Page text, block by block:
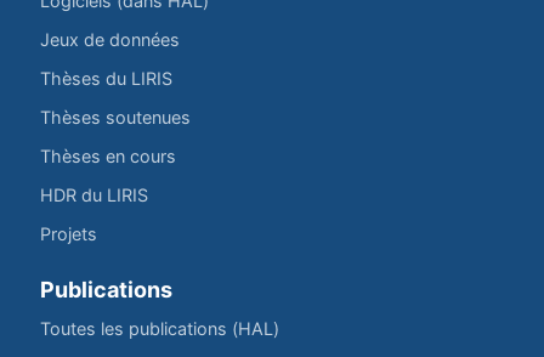
Jeux de données
Thèses du LIRIS
Thèses soutenues
Thèses en cours
HDR du LIRIS
Projets
Publications
Toutes les publications (HAL)